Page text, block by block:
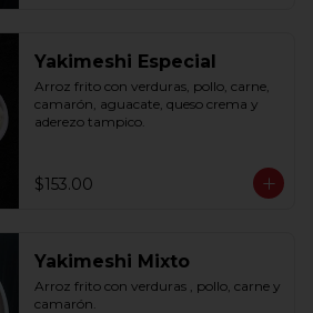
Yakimeshi Especial
Arroz frito con verduras, pollo, carne,
camarón, aguacate, queso crema y
aderezo tampico.
$153.00
Yakimeshi Mixto
Arroz frito con verduras , pollo, carne y
camarón.